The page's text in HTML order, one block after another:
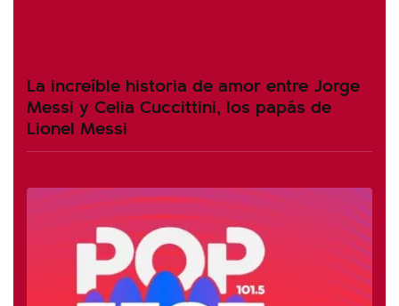
La increíble historia de amor entre Jorge
Messi y Celia Cuccittini, los papás de
Lionel Messi